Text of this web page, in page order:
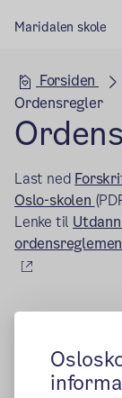
Maridalen skole
Forsiden
Ordensregler
Last ned
Oslo-skolen
Lenke til
(ekstern lenke)